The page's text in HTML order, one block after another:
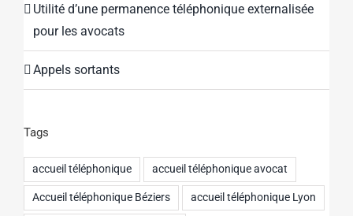
Utilité d’une permanence téléphonique externalisée
pour les avocats
Appels sortants
Tags
accueil téléphonique accueil téléphonique avocat
Accueil téléphonique Béziers accueil téléphonique Lyon